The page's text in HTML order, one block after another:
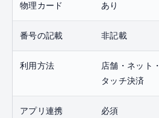
物理カード あり
番号の記載 非記載
利用方法
店舗・ネット・
タッチ決済
アプリ連携 必須